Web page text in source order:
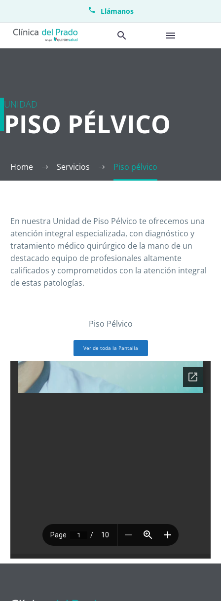
Llámanos
UNIDAD
PISO PÉLVICO
Home Servicios Piso pélvico
En nuestra Unidad de Piso Pélvico te ofrecemos una
atención integral especializada, con diagnóstico y
tratamiento médico quirúrgico de la mano de un
destacado equipo de profesionales altamente
calificados y comprometidos con la atención integral
de estas patologías.
Piso Pélvico
Ver de toda la Pantalla